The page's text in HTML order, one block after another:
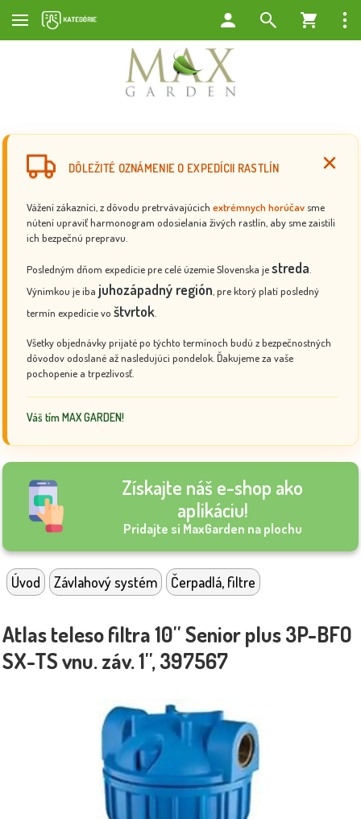
DÔLEŽITÉ OZNÁMENIE O EXPEDÍCII RASTLÍN
Vážení zákazníci, z dôvodu pretrvávajúcich extrémnych horúčav sme
nútení upraviť harmonogram odosielania živých rastlín, aby sme zaistili
ich bezpečnú prepravu.
Posledným dňom expedície pre celé územie Slovenska jestreda
Výnimkou je iba juhozápadný región , pre ktorý platí posledný
termín expedície vo štvrtok
Všetky objednávky prijaté po týchto termínoch budú z bezpečnostných
dôvodov odoslané až nasledujúci pondelok. Ďakujeme za vaše
pochopenie a trpezlivosť.
Váš tím MAX GARDEN!
Získajte náš e-shop ako
aplikáciu!
Pridajte si MaxGarden na plochu
Úvod Závlahový systém Čerpadlá, filtre
Atlas teleso filtra 10'' Senior plus 3P-BFO
SX-TS vnu. záv. 1'', 397567